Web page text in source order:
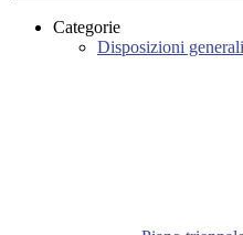
Categorie
Disposizioni generali